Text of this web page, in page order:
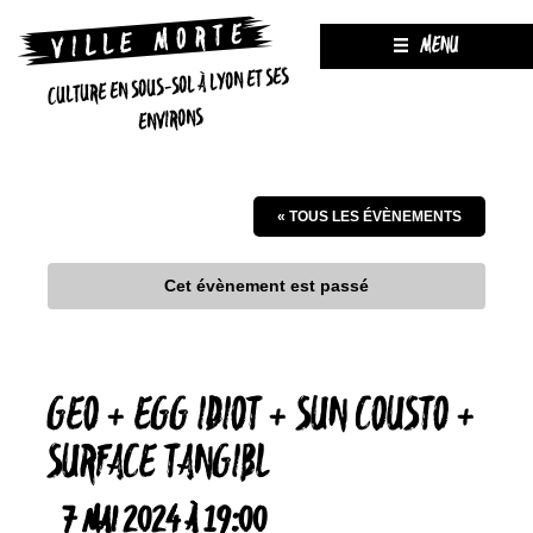
CULTURE EN SOUS-SOL À LYON ET SES
ENVIRONS
MENU
« TOUS LES ÉVÈNEMENTS
Cet évènement est passé
GEO + EGG IDIOT + SUN COUSTO +
SURFACE TANGIBL
7 MAI 2024 À 19:00